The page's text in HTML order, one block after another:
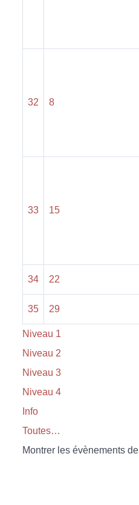
32 8
33 15
34 22
35 29
Niveau 1
Niveau 2
Niveau 3
Niveau 4
Info
Toutes…
Montrer les évènements